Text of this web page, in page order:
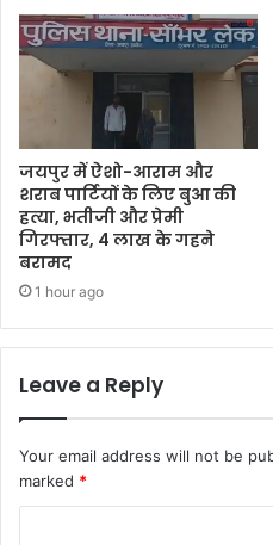
जयपुर में ऐशो-आराम और
शराब पार्टियों के लिए बुआ की
हत्या, भतीजी और प्रेमी
गिरफ्तार, 4 लाख के गहने
बरामद
1 hour ago
Leave a Reply
Your email address will not be
marked *